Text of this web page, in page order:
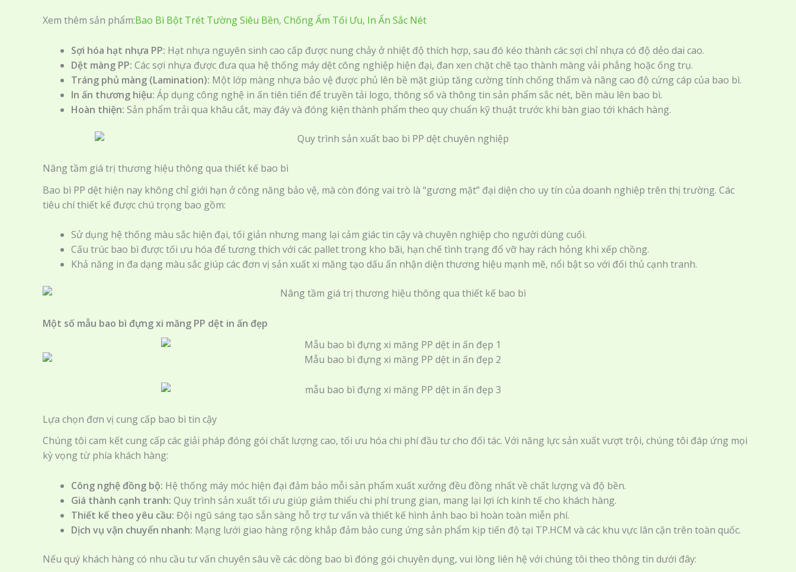
Xem thêm sản phẩm:Bao Bì Bột Trét Tường Siêu Bền, Chống Ẩm Tối Ưu, In Ấn Sắc Nét
Sợi hóa hạt nhựa PP: Hạt nhựa nguyên sinh cao cấp được nung chảy ở nhiệt độ thích hợp, sau đó kéo thành các sợi chỉ nhựa có độ dẻo dai cao.
Dệt màng PP: Các sợi nhựa được đưa qua hệ thống máy dệt công nghiệp hiện đại, đan xen chặt chẽ tạo thành màng vải phẳng hoặc ống trụ.
Tráng phủ màng (Lamination): Một lớp màng nhựa bảo vệ được phủ lên bề mặt giúp tăng cường tính chống thấm và nâng cao độ cứng cáp của bao bì.
In ấn thương hiệu: Áp dụng công nghệ in ấn tiên tiến để truyền tải logo, thông số và thông tin sản phẩm sắc nét, bền màu lên bao bì.
Hoàn thiện: Sản phẩm trải qua khâu cắt, may đáy và đóng kiện thành phẩm theo quy chuẩn kỹ thuật trước khi bàn giao tới khách hàng.
Nâng tầm giá trị thương hiệu thông qua thiết kế bao bì
Bao bì PP dệt hiện nay không chỉ giới hạn ở công năng bảo vệ, mà còn đóng vai trò là “gương mặt” đại diện cho uy tín của doanh nghiệp trên thị trường. Các
tiêu chí thiết kế được chú trọng bao gồm:
Sử dụng hệ thống màu sắc hiện đại, tối giản nhưng mang lại cảm giác tin cậy và chuyên nghiệp cho người dùng cuối.
Cấu trúc bao bì được tối ưu hóa để tương thích với các pallet trong kho bãi, hạn chế tình trạng đổ vỡ hay rách hỏng khi xếp chồng.
Khả năng in đa dạng màu sắc giúp các đơn vị sản xuất xi măng tạo dấu ấn nhận diện thương hiệu mạnh mẽ, nổi bật so với đối thủ cạnh tranh.
Một số mẫu bao bì đựng xi măng PP dệt in ấn đẹp
Lựa chọn đơn vị cung cấp bao bì tin cậy
Chúng tôi cam kết cung cấp các giải pháp đóng gói chất lượng cao, tối ưu hóa chi phí đầu tư cho đối tác. Với năng lực sản xuất vượt trội, chúng tôi đáp ứng mọi
kỳ vọng từ phía khách hàng:
Công nghệ đồng bộ: Hệ thống máy móc hiện đại đảm bảo mỗi sản phẩm xuất xưởng đều đồng nhất về chất lượng và độ bền.
Giá thành cạnh tranh: Quy trình sản xuất tối ưu giúp giảm thiểu chi phí trung gian, mang lại lợi ích kinh tế cho khách hàng.
Thiết kế theo yêu cầu: Đội ngũ sáng tạo sẵn sàng hỗ trợ tư vấn và thiết kế hình ảnh bao bì hoàn toàn miễn phí.
Dịch vụ vận chuyển nhanh: Mạng lưới giao hàng rộng khắp đảm bảo cung ứng sản phẩm kịp tiến độ tại TP.HCM và các khu vực lân cận trên toàn quốc.
Nếu quý khách hàng có nhu cầu tư vấn chuyên sâu về các dòng bao bì đóng gói chuyên dụng, vui lòng liên hệ với chúng tôi theo thông tin dưới đây: